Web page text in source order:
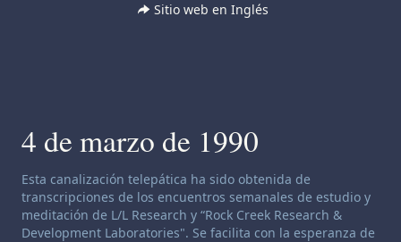
Sitio web en Inglés
4 de marzo de 1990
Descargo de responsabilidad de canalización:
Esta canalización telepática ha sido obtenida de
transcripciones de los encuentros semanales de estudio y
meditación de L/L Research y “Rock Creek Research &
Development Laboratories". Se facilita con la esperanza de